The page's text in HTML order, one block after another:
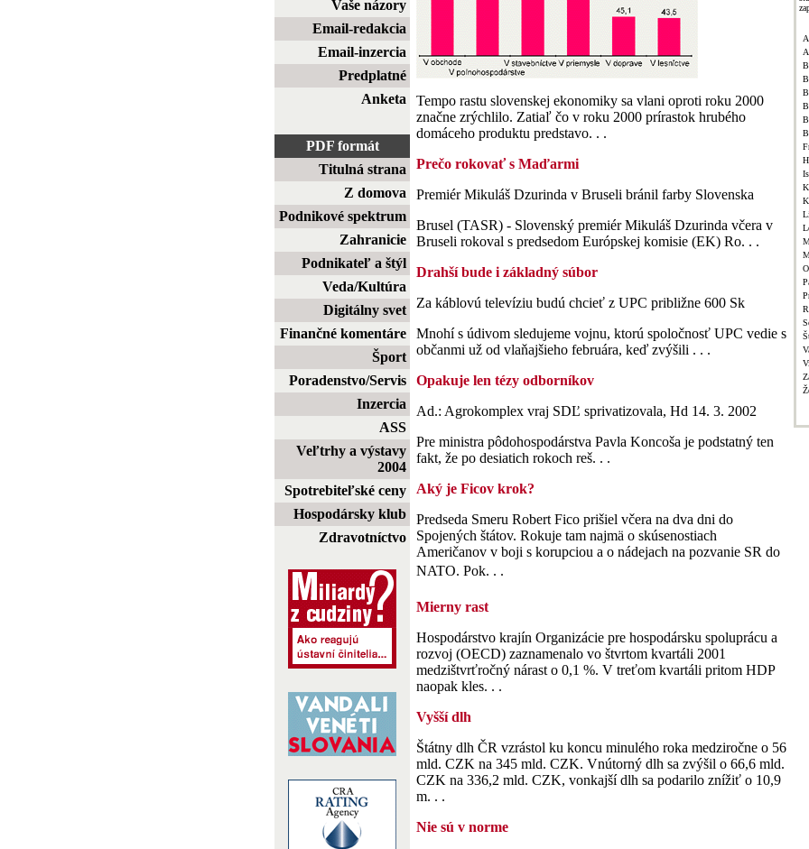
Vaše názory
Email-redakcia
Email-inzercia
Predplatné
Anketa
PDF formát
Titulná strana
Z domova
Podnikové spektrum
Zahranicie
Podnikateľ a štýl
Veda/Kultúra
Digitálny svet
Finančné komentáre
Šport
Poradenstvo/Servis
Inzercia
ASS
Veľtrhy a výstavy
2004
Spotrebiteľské ceny
Hospodársky klub
Zdravotníctvo
Tempo rastu slovenskej ekonomiky sa vlani oproti roku 2000
značne zrýchlilo. Zatiaľ čo v roku 2000 prírastok hrubého
domáceho produktu predstavo. . .
Prečo rokovať s Maďarmi
Premiér Mikuláš Dzurinda v Bruseli bránil farby Slovenska
Brusel (TASR) - Slovenský premiér Mikuláš Dzurinda včera v
Bruseli rokoval s predsedom Európskej komisie (EK) Ro. . .
Drahší bude i základný súbor
Za káblovú televíziu budú chcieť z UPC približne 600 Sk
Mnohí s údivom sledujeme vojnu, ktorú spoločnosť UPC vedie s
občanmi už od vlaňajšieho februára, keď zvýšili . . .
Opakuje len tézy odborníkov
Ad.: Agrokomplex vraj SDĽ sprivatizovala, Hd 14. 3. 2002
Pre ministra pôdohospodárstva Pavla Koncoša je podstatný ten
fakt, že po desiatich rokoch reš. . .
Aký je Ficov krok?
Predseda Smeru Robert Fico prišiel včera na dva dni do
Spojených štátov. Rokuje tam najmä o skúsenostiach
Američanov v boji s korupciou a o nádejach na pozvanie SR do
NATO. Pok. . .
Mierny rast
Hospodárstvo krajín Organizácie pre hospodársku spoluprácu a
rozvoj (OECD) zaznamenalo vo štvrtom kvartáli 2001
medzištvrťročný nárast o 0,1 %. V treťom kvartáli pritom HDP
naopak kles. . .
Vyšší dlh
Štátny dlh ČR vzrástol ku koncu minulého roka medziročne o 56
mld. CZK na 345 mld. CZK. Vnútorný dlh sa zvýšil o 66,6 mld.
CZK na 336,2 mld. CZK, vonkajší dlh sa podarilo znížiť o 10,9
m. . .
Nie sú v norme